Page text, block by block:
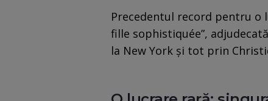
Precedentul record pentru o
fille sophistiquée”,
la New York și tot prin